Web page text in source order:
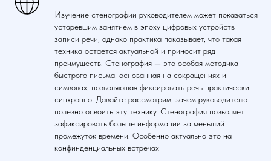
Изучение стенографии руководителем может показаться
устаревшим занятием в эпоху цифровых устройств
записи речи, однако практика показывает, что такая
техника остается актуальной и приносит ряд
преимуществ. Стенография — это особая методика
быстрого письма, основанная на сокращениях и
символах, позволяющая фиксировать речь практически
синхронно. Давайте рассмотрим, зачем руководителю
полезно освоить эту технику. Стенография позволяет
зафиксировать больше информации за меньший
промежуток времени. Особенно актуально это на
конфинденциальных встречах